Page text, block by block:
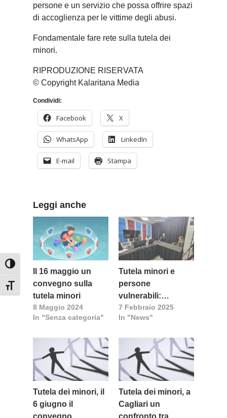
Attiva/disattiva alto contrasto
Attiva/disattiva dimensione testo
persone e un servizio che possa offrire spazi
di accoglienza per le vittime degli abusi.
Fondamentale fare rete sulla tutela dei
minori.
RIPRODUZIONE RISERVATA
© Copyright Kalaritana Media
Condividi:
Facebook X
WhatsApp LinkedIn
E-mail Stampa
Leggi anche
Il 16 maggio un
convegno sulla
tutela minori
8 Maggio 2024
In "Senza categoria"
Tutela minori e
persone
vulnerabili:
l’impegno della
Chiesa
7 Febbraio 2025
In "News"
Tutela dei minori, il
6 giugno il
convegno
Tutela dei minori, a
Cagliari un
confronto tra